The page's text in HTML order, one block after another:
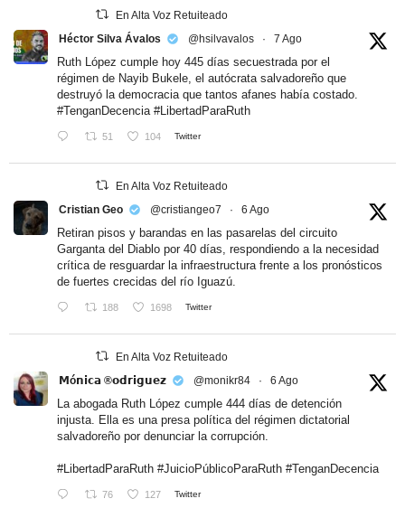
En Alta Voz Retuiteado
Héctor Silva Ávalos
@hsilvavalos · 7 Ago
Ruth López cumple hoy 445 días secuestrada por el
régimen de Nayib Bukele, el autócrata salvadoreño que
destruyó la democracia que tantos afanes había costado.
#TenganDecencia #LibertadParaRuth
51 104 Twitter
En Alta Voz Retuiteado
Cristian Geo
@cristiangeo7 · 6 Ago
Retiran pisos y barandas en las pasarelas del circuito
Garganta del Diablo por 40 días, respondiendo a la necesidad
crítica de resguardar la infraestructura frente a los pronósticos
de fuertes crecidas del río Iguazú.
188 1698 Twitter
En Alta Voz Retuiteado
𝗠ó𝗻𝗶𝗰𝗮 ®𝗼𝗱𝗿𝗶𝗴𝘂𝗲𝘇
@monikr84 · 6 Ago
La abogada Ruth López cumple 444 días de detención
injusta. Ella es una presa política del régimen dictatorial
salvadoreño por denunciar la corrupción.
#LibertadParaRuth #JuicioPúblicoParaRuth #TenganDecencia
76 127 Twitter